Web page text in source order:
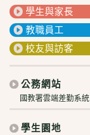
學生與家長
教職員工
校友與訪客
公務網站
國教署雲端差勤系統
學生園地